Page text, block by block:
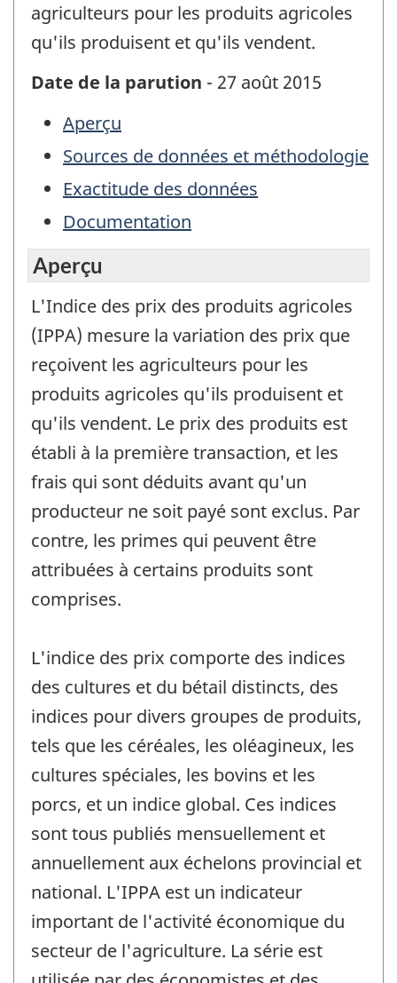
agriculteurs pour les produits agricoles
qu'ils produisent et qu'ils vendent.
Date de la parution - 27 août 2015
Aperçu
Sources de données et méthodologie
Exactitude des données
Documentation
Aperçu
L'Indice des prix des produits agricoles
(IPPA) mesure la variation des prix que
reçoivent les agriculteurs pour les
produits agricoles qu'ils produisent et
qu'ils vendent. Le prix des produits est
établi à la première transaction, et les
frais qui sont déduits avant qu'un
producteur ne soit payé sont exclus. Par
contre, les primes qui peuvent être
attribuées à certains produits sont
comprises.
L'indice des prix comporte des indices
des cultures et du bétail distincts, des
indices pour divers groupes de produits,
tels que les céréales, les oléagineux, les
cultures spéciales, les bovins et les
porcs, et un indice global. Ces indices
sont tous publiés mensuellement et
annuellement aux échelons provincial et
national. L'IPPA est un indicateur
important de l'activité économique du
secteur de l'agriculture. La série est